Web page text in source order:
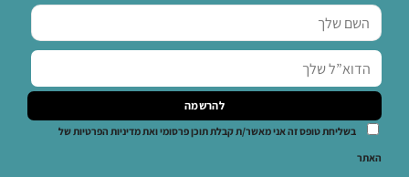
בשליחת טופס זה אני מאשר/ת קבלת תוכן פרסומי ואת מדיניות הפרטיות של
האתר